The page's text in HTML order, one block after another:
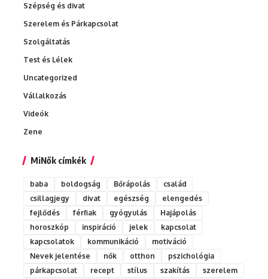
Szépség és divat
Szerelem és Párkapcsolat
Szolgáltatás
Test és Lélek
Uncategorized
Vállalkozás
Videók
Zene
MiNők címkék
baba boldogság Bőrápolás
család
csillagjegy
divat egészség
elengedés
fejlődés
férfiak gyógyulás
Hajápolás
horoszkóp
inspiráció jelek
kapcsolat
kapcsolatok
kommunikáció
motiváció
Nevek jelentése
nők otthon
pszichológia
párkapcsolat
recept stílus szakítás
szerelem